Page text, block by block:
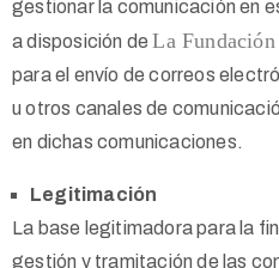
gestionar la comunicación en
a disposición deLa
para el envío de correos
u otros canales de
en dichas comunicaciones.
Legitimación
La base legitimadora para la
gestión y tramitación de las